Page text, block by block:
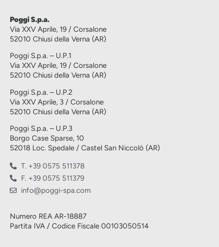
Poggi S.p.a.
Via XXV Aprile, 19 / Corsalone
52010 Chiusi della Verna (AR)
Poggi S.p.a. – U.P.1
Via XXV Aprile, 19 / Corsalone
52010 Chiusi della Verna (AR)
Poggi S.p.a. – U.P.2
Via XXV Aprile, 3 / Corsalone
52010 Chiusi della Verna (AR)
Poggi S.p.a. – U.P.3
Borgo Case Sparse, 10
52018 Loc. Spedale / Castel San Niccolò (AR)
T. +39 0575 511378
F. +39 0575 511379
info@poggi-spa.com
Numero REA AR-18887
Partita IVA / Codice Fiscale 00103050514